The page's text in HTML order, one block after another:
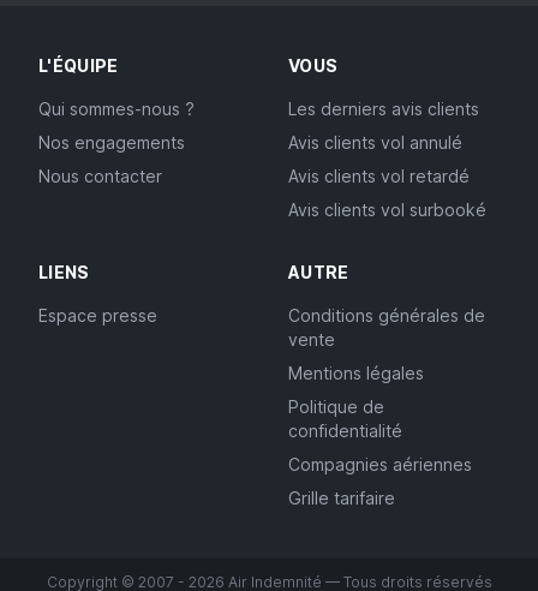
L'ÉQUIPE
Qui sommes-nous ?
Nos engagements
Nous contacter
VOUS
Les derniers avis clients
Avis clients vol annulé
Avis clients vol retardé
Avis clients vol surbooké
LIENS
Espace presse
AUTRE
Conditions générales de
vente
Mentions légales
Politique de
confidentialité
Compagnies aériennes
Grille tarifaire
Copyright © 2007 - 2026 Air Indemnité — Tous droits réservés